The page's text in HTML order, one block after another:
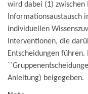
wird dabei (1)
Informationsaustausch
individuellen
Interventionen, die
Entscheidungen
Anleitung) beigegeben.